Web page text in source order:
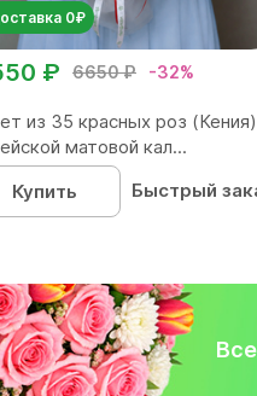
0₽
6650 ₽ -32%
₽
из 35 красных роз
матовой кал...
Купить
Быстрый